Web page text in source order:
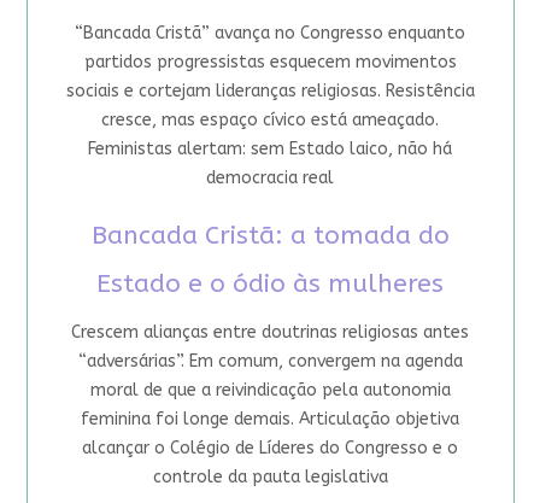
“Bancada Cristã” avança no Congresso enquanto
partidos progressistas esquecem movimentos
sociais e cortejam lideranças religiosas. Resistência
cresce, mas espaço cívico está ameaçado.
Feministas alertam: sem Estado laico, não há
democracia real
Bancada Cristã: a tomada do
Estado e o ódio às mulheres
Crescem alianças entre doutrinas religiosas antes
“adversárias”. Em comum, convergem na agenda
moral de que a reivindicação pela autonomia
feminina foi longe demais. Articulação objetiva
alcançar o Colégio de Líderes do Congresso e o
controle da pauta legislativa